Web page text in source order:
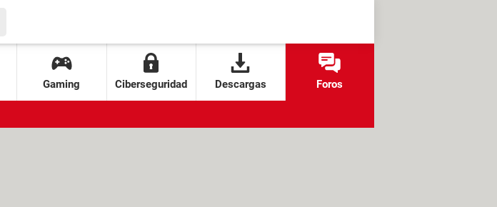
Gaming Ciberseguridad Descargas Foros